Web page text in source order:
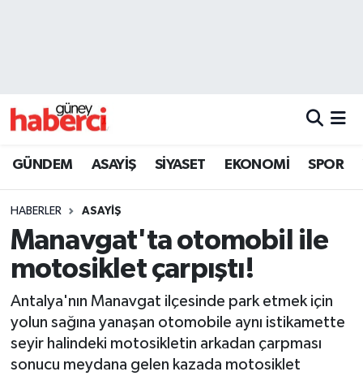
GÜNDEM ASAYİŞ SİYASET EKONOMİ SPOR
HABERLER ASAYİŞ
Manavgat'ta otomobil ile
motosiklet çarpıştı!
Antalya'nın Manavgat ilçesinde park etmek için
yolun sağına yanaşan otomobile aynı istikamette
seyir halindeki motosikletin arkadan çarpması
sonucu meydana gelen kazada motosiklet
Beyoğlu Trafik Yoğunluk Haritası
Son Dakika Haberleri
Haber Arşivi